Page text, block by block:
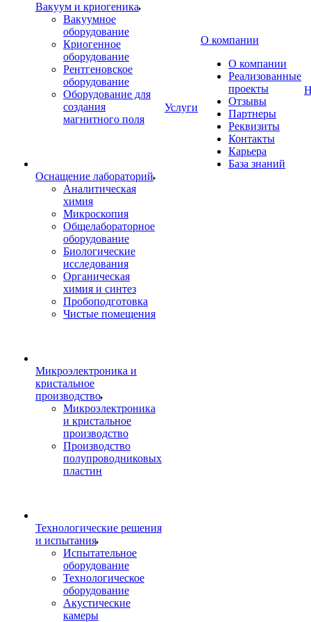
Вакуум и криогеника
Вакуумное
оборудование
Криогенное
оборудование
Рентгеновское
оборудование
Оборудование для
создания
магнитного поля
Оснащение лабораторий
Аналитическая
химия
Микроскопия
Общелабораторное
оборудование
Биологические
исследования
Органическая
химия и синтез
Пробоподготовка
Чистые помещения
Микроэлектроника и
кристальное
производство
Микроэлектроника
и кристальное
производство
Производство
полупроводниковых
пластин
Технологические решения
и испытания
Испытательное
оборудование
Технологическое
оборудование
Акустические
камеры
Услуги
О компании
О компании
Реализованные
проекты
Отзывы
Партнеры
Реквизиты
Контакты
Карьера
База знаний